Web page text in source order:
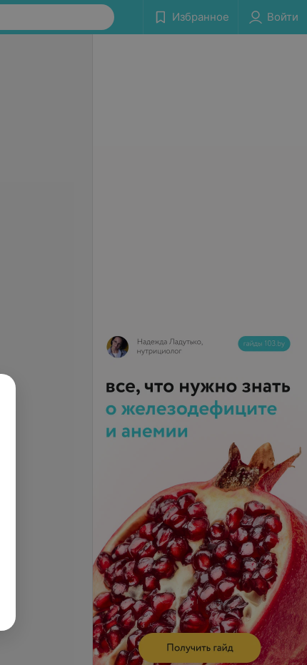
Избранное Войти